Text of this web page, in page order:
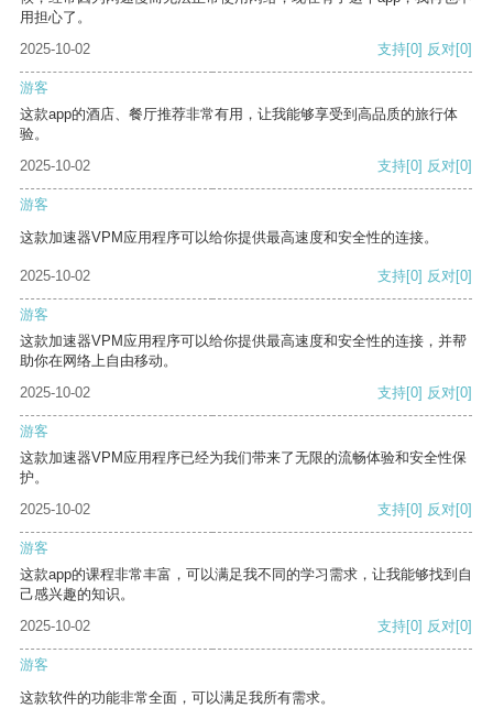
用担心了。
2025-10-02
支持[0] 反对[0]
游客
这款app的酒店、餐厅推荐非常有用，让我能够享受到高品质的旅行体
验。
2025-10-02
支持[0] 反对[0]
游客
这款加速器VPM应用程序可以给你提供最高速度和安全性的连接。
2025-10-02 支持[0] 反对[0]
游客
这款加速器VPM应用程序可以给你提供最高速度和安全性的连接，并帮
助你在网络上自由移动。
2025-10-02
支持[0] 反对[0]
游客
这款加速器VPM应用程序已经为我们带来了无限的流畅体验和安全性保
护。
2025-10-02
支持[0] 反对[0]
游客
这款app的课程非常丰富，可以满足我不同的学习需求，让我能够找到自
己感兴趣的知识。
2025-10-02
支持[0] 反对[0]
游客
这款软件的功能非常全面，可以满足我所有需求。